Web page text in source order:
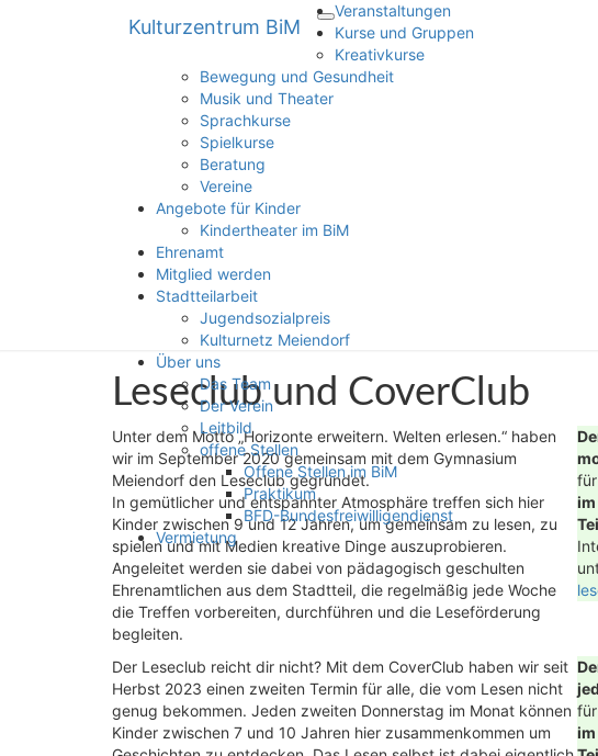
Toggle
navigation
Kulturzentrum BiM
Veranstaltungen
Kurse und Gruppen
Kreativkurse
Bewegung und Gesundheit
Musik und Theater
Sprachkurse
Spielkurse
Beratung
Vereine
Angebote für Kinder
Kindertheater im BiM
Ehrenamt
Mitglied werden
Stadtteilarbeit
Jugendsozialpreis
Kulturnetz Meiendorf
Über uns
Das Team
Der Verein
Leitbild
offene Stellen
Offene Stellen im BiM
Praktikum
BFD-Bundesfreiwilligendienst
Vermietung
Kulturzentrum BiM
Leseclub
und
CoverClub
Leseclub und CoverClub
Unter dem Motto „Horizonte erweitern. Welten erlesen.“ haben
wir im September 2020 gemeinsam mit dem Gymnasium
Meiendorf den Leseclub gegründet.
In gemütlicher und entspannter Atmosphäre treffen sich hier
Kinder zwischen 9 und 12 Jahren, um gemeinsam zu lesen, zu
spielen und mit Medien kreative Dinge auszuprobieren.
Angeleitet werden sie dabei von pädagogisch geschulten
Ehrenamtlichen aus dem Stadtteil, die regelmäßig jede Woche
die Treffen vorbereiten, durchführen und die Leseförderung
begleiten.
im
Der Leseclub reicht dir nicht? Mit dem CoverClub haben wir seit
Herbst 2023 einen zweiten Termin für alle, die vom Lesen nicht
genug bekommen. Jeden zweiten Donnerstag im Monat können
Kinder zwischen 7 und 10 Jahren hier zusammenkommen um
im